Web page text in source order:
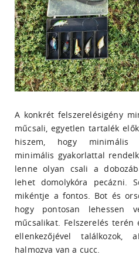
A konkrét felszerelésigény
műcsali, egyetlen tartalék
hiszem, hogy minimális
minimális gyakorlattal
lenne olyan csali a
lehet domolykóra pecázni.
mikéntje a fontos. Bot és
hogy pontosan lehessen
műcsalikat. Felszerelés
ellenkezőjével találkozok,
halmozva van a cucc.